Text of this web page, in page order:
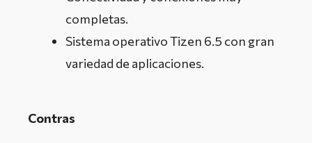
completas.
Sistema operativo Tizen 6.5 con gran
variedad de aplicaciones.
Contras